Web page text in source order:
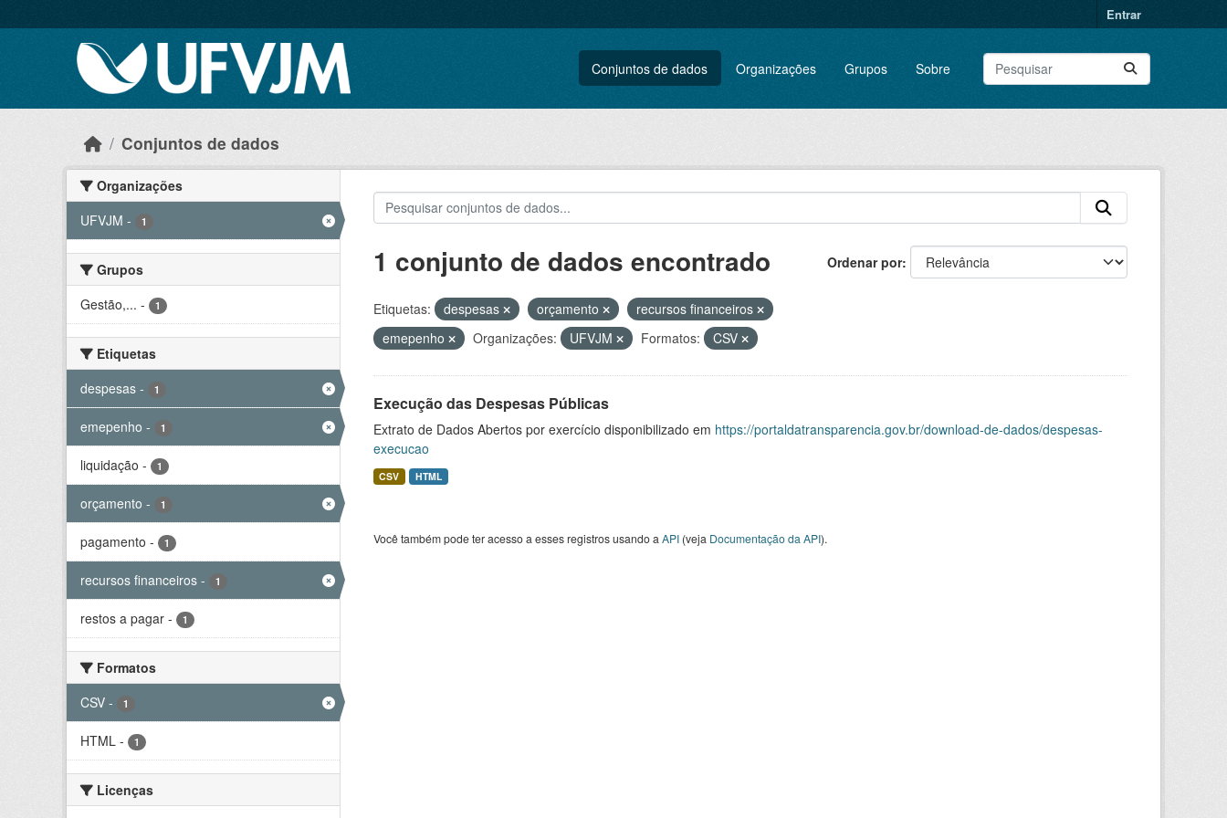
Entrar
Conjuntos de dados Organizações Grupos Sobre
Conjuntos de dados
Organizações
UFVJM - 1
Grupos
Gestão,... - 1
Etiquetas
despesas - 1
emepenho - 1
liquidação - 1
orçamento - 1
pagamento - 1
recursos financeiros - 1
restos a pagar - 1
Formatos
CSV - 1
HTML - 1
Licenças
Ordenar por
1 conjunto de dados encontrado
Etiquetas: despesas orçamento
recursos financeiros
emepenho
Organizações: UFVJM Formatos: CSV
Execução das Despesas Públicas
Extrato de Dados Abertos por exercício disponibilizado em https://portaldatransparencia.gov.br/download-de-dados/despesas-
execucao
CSV HTML
Você também pode ter acesso a esses registros usando a API(veja Documentação da API).